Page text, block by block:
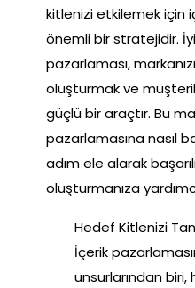
kitlenizi etkilemek için
önemli bir stratejidir.
pazarlaması,
oluşturmak ve
güçlü bir araçtır. Bu
pazarlamasına nasıl
adım ele alarak
oluşturmanıza
Hedef Kitlenizi
İçerik
unsurlarından